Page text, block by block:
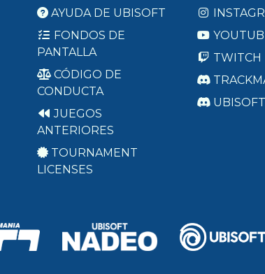
AYUDA DE UBISOFT
FONDOS DE
PANTALLA
CÓDIGO DE
CONDUCTA
JUEGOS
ANTERIORES
TOURNAMENT
LICENSES
TWITCH
UBISOFT